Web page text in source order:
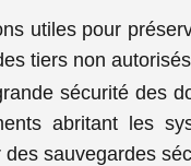
utiles pour
tiers non
sécurité des
abritant les
sauvegardes